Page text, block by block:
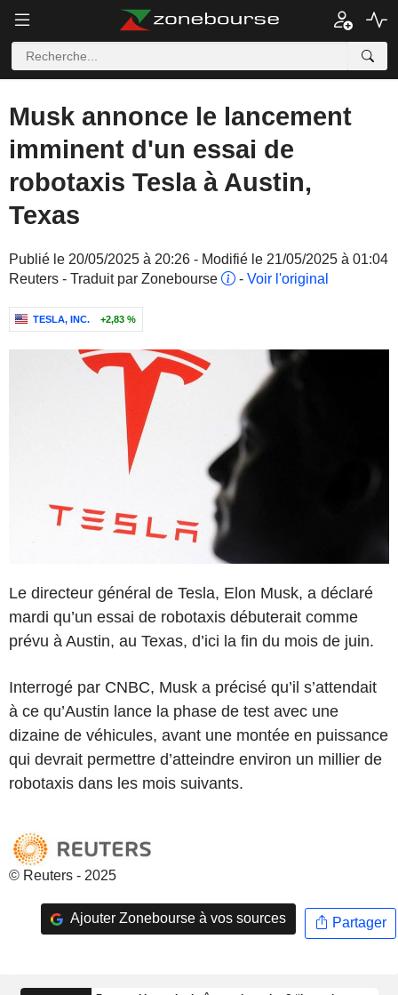
Musk annonce le lancement
imminent d'un essai de
robotaxis Tesla à Austin,
Texas
Publié le 20/05/2025 à 20:26 - Modifié le 21/05/2025 à 01:04
Reuters - Traduit par Zonebourse
- Voir l'original
TESLA, INC. +2,83 %
Le directeur général de Tesla, Elon Musk, a déclaré
mardi qu’un essai de robotaxis débuterait comme
prévu à Austin, au Texas, d’ici la fin du mois de juin.
Interrogé par CNBC, Musk a précisé qu’il s’attendait
à ce qu’Austin lance la phase de test avec une
dizaine de véhicules, avant une montée en puissance
qui devrait permettre d’atteindre environ un millier de
robotaxis dans les mois suivants.
© Reuters - 2025
Ajouter Zonebourse à vos sources Partager